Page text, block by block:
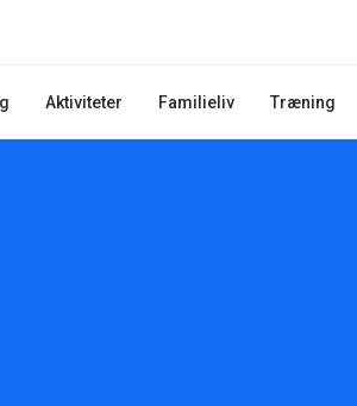
Aktiviteter Familieliv Træning